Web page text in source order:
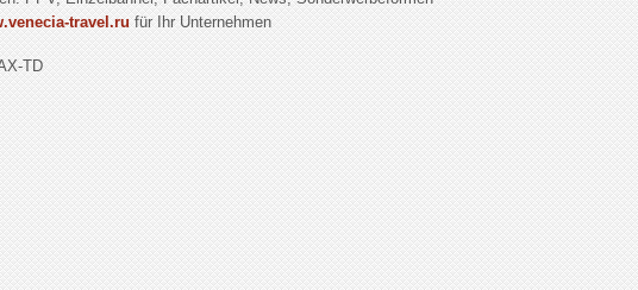
travel.rufür Ihr Unternehmen
TD